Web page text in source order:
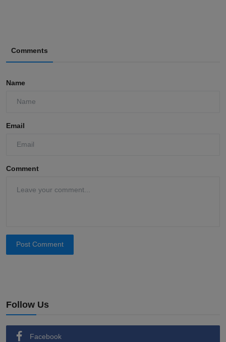
Comments
Name
Email
Comment
Post Comment
Follow Us
Facebook